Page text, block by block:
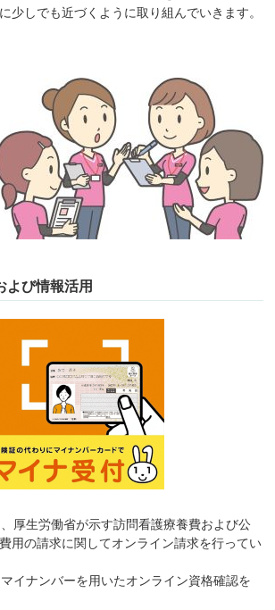
少しでも近づくように取り組んでいきます。
よび情報活用
厚生労働省が示す訪問看護療養費および公
用の請求に関してオンライン請求を行ってい
イナンバーを用いたオンライン資格確認を